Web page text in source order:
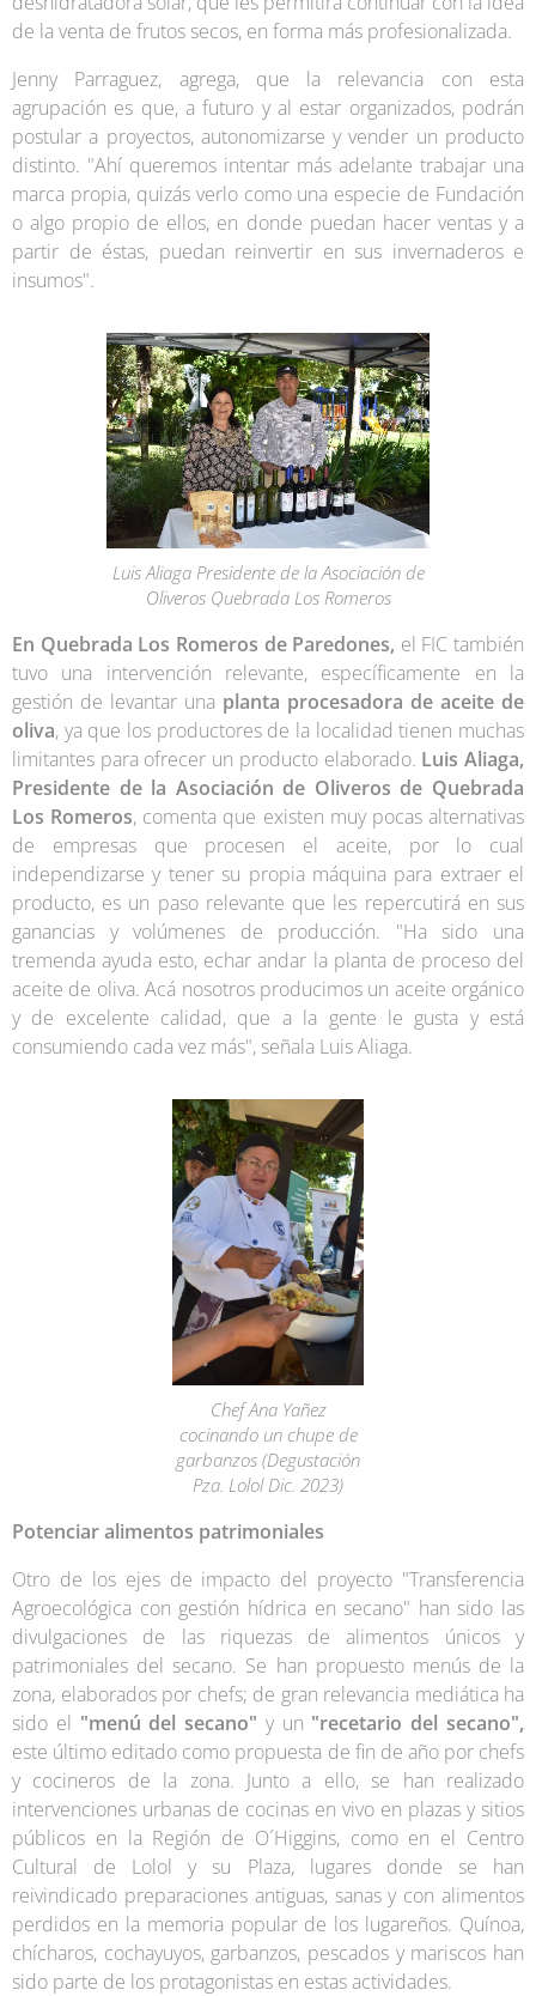
de la venta de frutos secos, en forma más profesionalizada.
Jenny Parraguez, agrega, que la relevancia con esta
agrupación es que, a futuro y al estar organizados, podrán
postular a proyectos, autonomizarse y vender un producto
distinto. "Ahí queremos intentar más adelante trabajar una
marca propia, quizás verlo como una especie de Fundación
o algo propio de ellos, en donde puedan hacer ventas y a
partir de éstas, puedan reinvertir en sus invernaderos e
insumos".
Luis Aliaga Presidente de la Asociación de
Oliveros Quebrada Los Romeros
En Quebrada Los Romeros de Paredones, el FIC también
tuvo una intervención relevante, específicamente en la
gestión de levantar una planta procesadora de aceite de
oliva, ya que los productores de la localidad tienen muchas
limitantes para ofrecer un producto elaborado. Luis Aliaga,
Presidente de la Asociación de Oliveros de Quebrada
Los Romeros, comenta que existen muy pocas alternativas
de empresas que procesen el aceite, por lo cual
independizarse y tener su propia máquina para extraer el
producto, es un paso relevante que les repercutirá en sus
ganancias y volúmenes de producción. "Ha sido una
tremenda ayuda esto, echar andar la planta de proceso del
aceite de oliva. Acá nosotros producimos un aceite orgánico
y de excelente calidad, que a la gente le gusta y está
consumiendo cada vez más", señala Luis Aliaga.
Chef Ana Yañez
cocinando un chupe de
garbanzos (Degustación
Pza. Lolol Dic. 2023)
Potenciar alimentos patrimoniales
Otro de los ejes de impacto del proyecto "Transferencia
Agroecológica con gestión hídrica en secano" han sido las
divulgaciones de las riquezas de alimentos únicos y
patrimoniales del secano. Se han propuesto menús de la
zona, elaborados por chefs; de gran relevancia mediática ha
sido el "menú del secano" y un "recetario del secano",
este último editado como propuesta de fin de año por chefs
y cocineros de la zona. Junto a ello, se han realizado
intervenciones urbanas de cocinas en vivo en plazas y sitios
públicos en la Región de O´Higgins, como en el Centro
Cultural de Lolol y su Plaza, lugares donde se han
reivindicado preparaciones antiguas, sanas y con alimentos
perdidos en la memoria popular de los lugareños. Quínoa,
chícharos, cochayuyos, garbanzos, pescados y mariscos han
sido parte de los protagonistas en estas actividades.